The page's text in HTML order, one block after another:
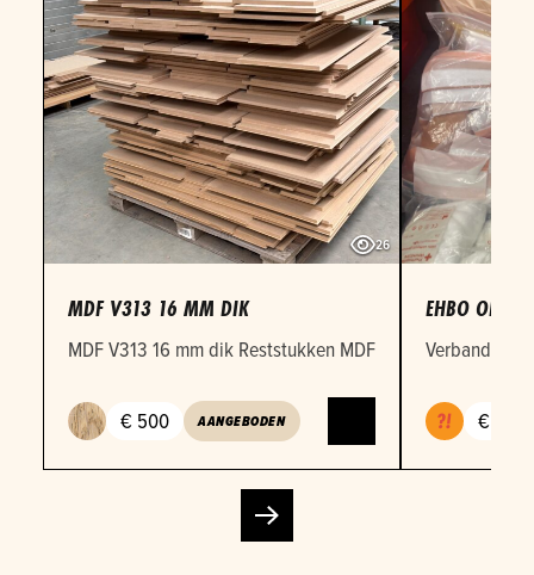
26
MDF V313 16 MM DIK
MDF V313 16 mm dik Reststukken MDF 16mm in
€ 500 AANGEBODEN
EHBO
€ 1